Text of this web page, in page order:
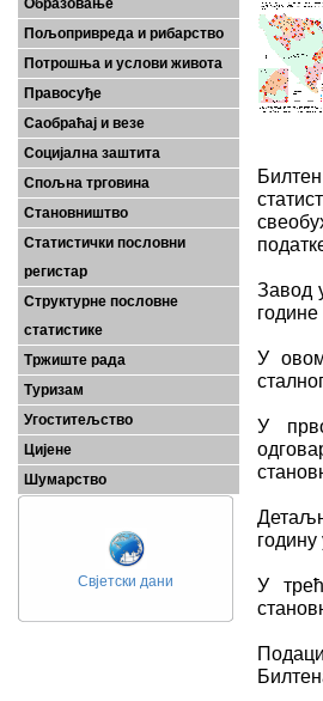
Образовање
Пољопривреда и рибарство
Потрошња и услови живота
Правосуђе
Саобраћај и везе
Социјална заштита
Спољна трговина
Становништво
Статистички пословни
регистар
Структурне пословне
статистике
Тржиште рада
Туризам
Угоститељство
Цијене
Шумарство
Свјетски дани
Завод
године
У
У
У